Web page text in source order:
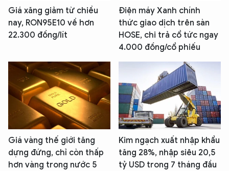
Giá xăng giảm từ chiều
nay, RON95E10 về hơn
22.300 đồng/lít
Điện máy Xanh chính
thức giao dịch trên sàn
HOSE, chi trả cổ tức ngay
4.000 đồng/cổ phiếu
Giá vàng thế giới tăng
dựng đứng, chỉ còn thấp
hơn vàng trong nước 5
Kim ngạch xuất nhập khẩu
tăng 28%, nhập siêu 20,5
tỷ USD trong 7 tháng đầu